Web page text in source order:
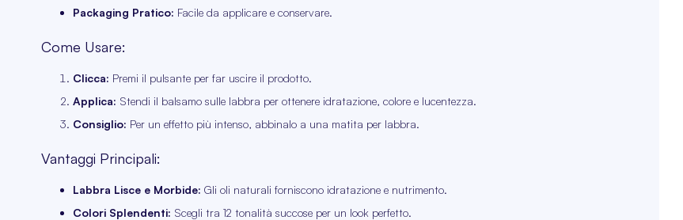
Packaging Pratico: Facile da applicare e conservare.
Come Usare:
Clicca: Premi il pulsante per far uscire il prodotto.
Applica: Stendi il balsamo sulle labbra per ottenere idratazione, colore e lucentezza.
Consiglio: Per un effetto più intenso, abbinalo a una matita per labbra.
Vantaggi Principali:
Labbra Lisce e Morbide: Gli oli naturali forniscono idratazione e nutrimento.
Colori Splendenti: Scegli tra 12 tonalità succose per un look perfetto.